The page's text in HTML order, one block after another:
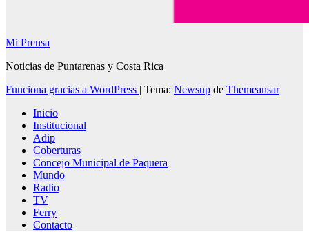
Mi Prensa
Noticias de Puntarenas y Costa Rica
Funciona gracias a WordPress | Tema: Newsup de Themeansar
Inicio
Institucional
Adip
Coberturas
Concejo Municipal de Paquera
Mundo
Radio
TV
Ferry
Contacto